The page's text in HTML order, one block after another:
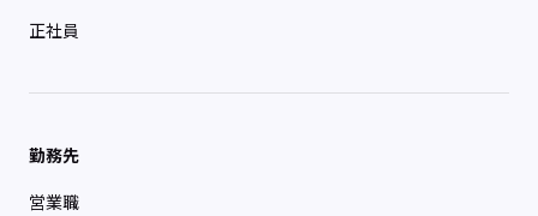
正社員
勤務先
営業職